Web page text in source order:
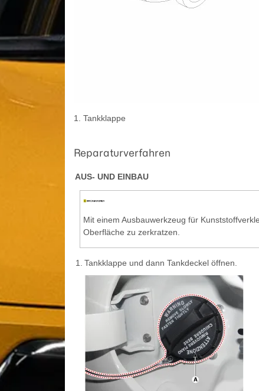
1. Tankklappe
Reparaturverfahren
AUS- UND EINBAU
Mit einem Ausbauwerkzeug für
Oberfläche zu zerkratzen.
1. Tankklappe und dann Tankdeckel öffnen.